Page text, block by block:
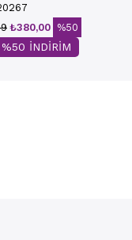
₺380,00 %50
İNDİRİM